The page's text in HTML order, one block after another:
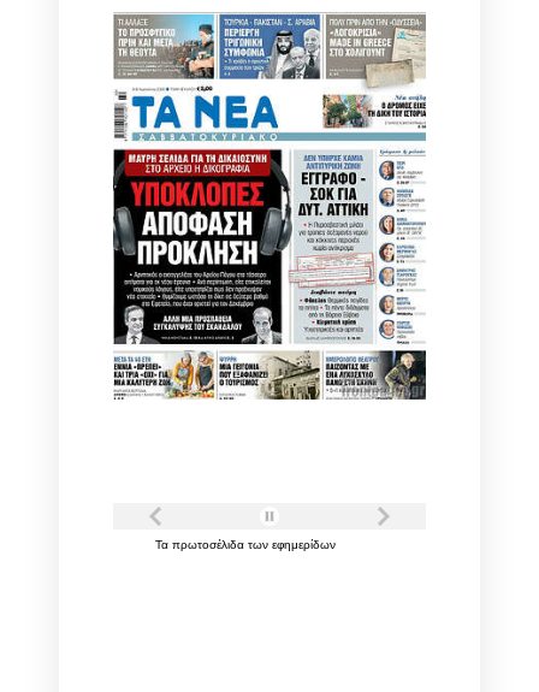
Τα πρωτοσέλιδα των εφημερίδων